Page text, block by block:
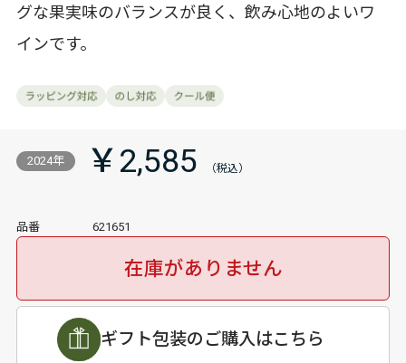
グな果実味のバランスが良く、飲み心地のよいワ
インです。
2024年 ￥2,585
品番 621651
在庫がありません
ギフト包装のご購入はこちら